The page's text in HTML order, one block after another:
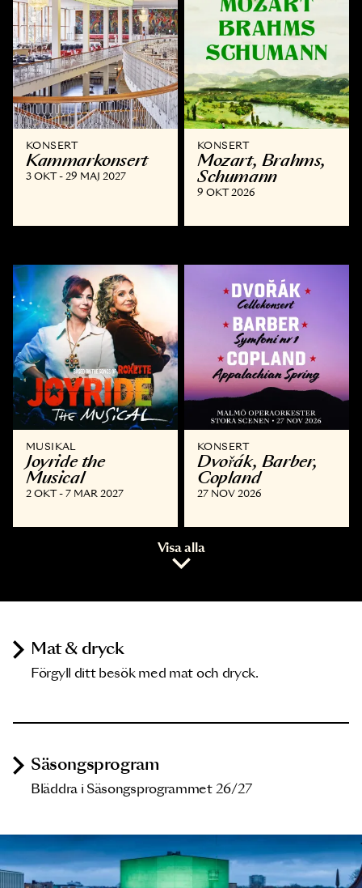
KONSERT
Kammar­konsert
3 OKT - 29 MAJ 2027
KONSERT
Mozart, Brahms,
Schumann
9 OKT 2026
MUSIKAL
Joyride the
Musical
2 OKT - 7 MAR 2027
KONSERT
Dvořák, Barber,
Copland
27 NOV 2026
Visa alla
Mat & dryck
Förgyll ditt besök med mat och dryck.
Säsongsprogram
Bläddra i Säsongsprogrammet 26/27